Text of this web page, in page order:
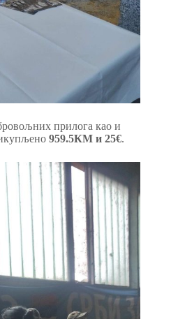
прилога као и
959.5КМ и 25€.